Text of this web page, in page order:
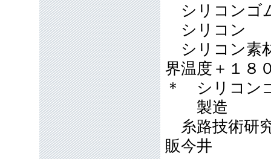
シリコン
シリ
シリコン素
界温度＋１８
＊ シリコン
製造
糸路技術研
販今井